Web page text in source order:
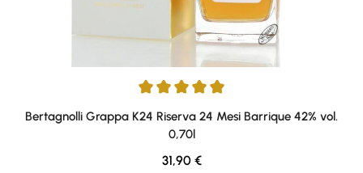
Durchschnittliche Bewertung von 4.89 von 5 Sternen
Bertagnolli Grappa K24 Riserva 24 Mesi Barrique 42% vol.
0,70l
Regulärer Preis:
31,90 €